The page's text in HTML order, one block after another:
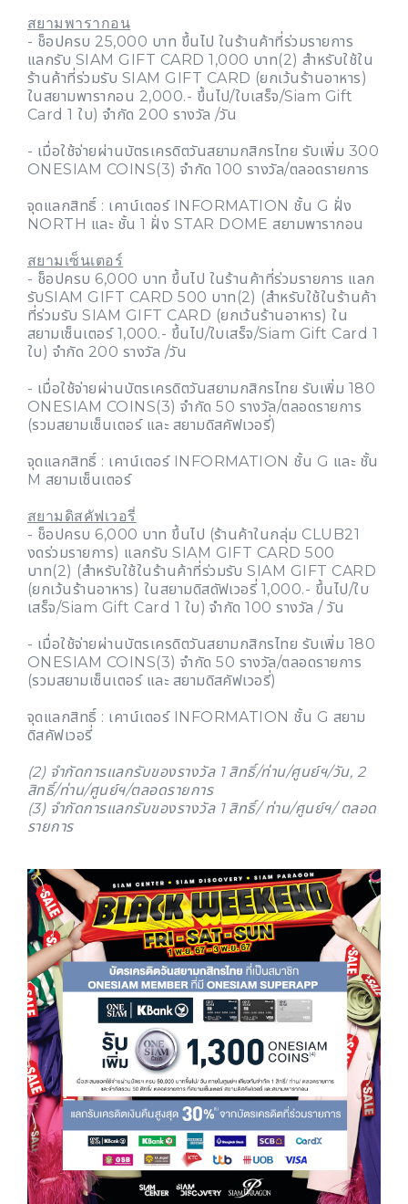
สยามพารากอน
- ช็อปครบ 25,000 บาท ขึ้นไป ในร้านค้าที่ร่วมรายการ
แลกรับ SIAM GIFT CARD 1,000 บาท(2) สำหรับใช้ใน
ร้านค้าที่ร่วมรับ SIAM GIFT CARD (ยกเว้นร้านอาหาร)
ในสยามพารากอน 2,000.- ขึ้นไป/ใบเสร็จ/Siam Gift
Card 1 ใบ) จำกัด 200 รางวัล /วัน
- เมื่อใช้จ่ายผ่านบัตรเครดิตวันสยามกสิกรไทย รับเพิ่ม 300
ONESIAM COINS(3) จำกัด 100 รางวัล/ตลอดรายการ
จุดแลกสิทธิ์ : เคาน์เตอร์ INFORMATION ชั้น G ฝั่ง
NORTH และ ชั้น 1 ฝั่ง STAR DOME สยามพารากอน
สยามเซ็นเตอร์
- ช็อปครบ 6,000 บาท ขึ้นไป ในร้านค้าที่ร่วมรายการ แลก
รับSIAM GIFT CARD 500 บาท(2) (สำหรับใช้ในร้านค้า
ที่ร่วมรับ SIAM GIFT CARD (ยกเว้นร้านอาหาร) ใน
สยามเซ็นเตอร์ 1,000.- ขึ้นไป/ใบเสร็จ/Siam Gift Card 1
ใบ) จำกัด 200 รางวัล /วัน
- เมื่อใช้จ่ายผ่านบัตรเครดิตวันสยามกสิกรไทย รับเพิ่ม 180
ONESIAM COINS(3) จำกัด 50 รางวัล/ตลอดรายการ
(รวมสยามเซ็นเตอร์ และ สยามดิสคัฟเวอรี่)
จุดแลกสิทธิ์ : เคาน์เตอร์ INFORMATION ชั้น G และ ชั้น
M สยามเซ็นเตอร์
สยามดิสคัฟเวอรี่
- ช็อปครบ 6,000 บาท ขึ้นไป (ร้านค้าในกลุ่ม CLUB21
งดร่วมรายการ) แลกรับ SIAM GIFT CARD 500
บาท(2) (สำหรับใช้ในร้านค้าที่ร่วมรับ SIAM GIFT CARD
(ยกเว้นร้านอาหาร) ในสยามดิสดัฟเวอรี่ 1,000.- ขึ้นไป/ใบ
เสร็จ/Siam Gift Card 1 ใบ) จำกัด 100 รางวัล / วัน
- เมื่อใช้จ่ายผ่านบัตรเครดิตวันสยามกสิกรไทย รับเพิ่ม 180
ONESIAM COINS(3) จำกัด 50 รางวัล/ตลอดรายการ
(รวมสยามเซ็นเตอร์ และ สยามดิสคัฟเวอรี่)
จุดแลกสิทธิ์ : เคาน์เตอร์ INFORMATION ชั้น G สยาม
ดิสคัฟเวอรี่
(2) จำกัดการแลกรับของรางวัล 1 สิทธิ์/ท่าน/ศูนย์ฯ/วัน, 2
สิทธิ์/ท่าน/ศูนย์ฯ/ตลอดรายการ
(3) จำกัดการแลกรับของรางวัล 1 สิทธิ์/ ท่าน/ศูนย์ฯ/ ตลอด
รายการ